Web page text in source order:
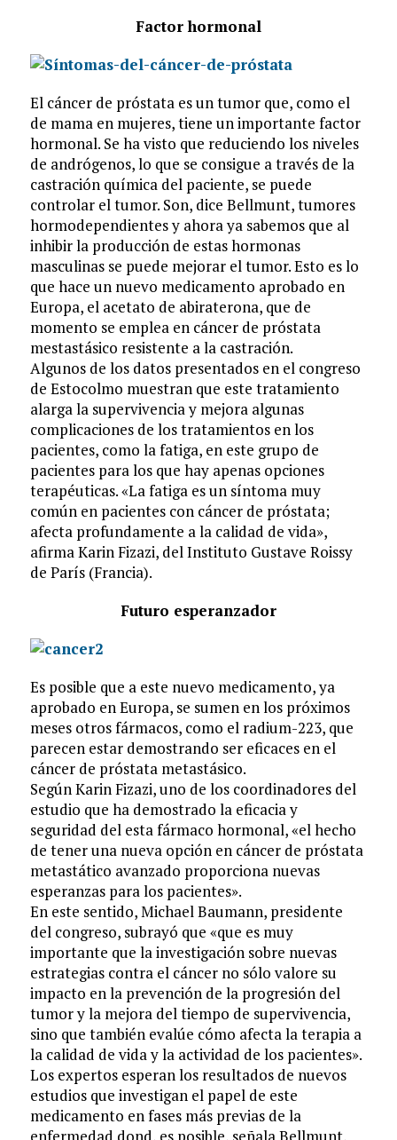
Factor hormonal
El cáncer de próstata es un tumor que, como el
de mama en mujeres, tiene un importante factor
hormonal. Se ha visto que reduciendo los niveles
de andrógenos, lo que se consigue a través de la
castración química del paciente, se puede
controlar el tumor. Son, dice Bellmunt, tumores
hormodependientes y ahora ya sabemos que al
inhibir la producción de estas hormonas
masculinas se puede mejorar el tumor. Esto es lo
que hace un nuevo medicamento aprobado en
Europa, el acetato de abiraterona, que de
momento se emplea en cáncer de próstata
mestastásico resistente a la castración.
Algunos de los datos presentados en el congreso
de Estocolmo muestran que este tratamiento
alarga la supervivencia y mejora algunas
complicaciones de los tratamientos en los
pacientes, como la fatiga, en este grupo de
pacientes para los que hay apenas opciones
terapéuticas. «La fatiga es un síntoma muy
común en pacientes con cáncer de próstata;
afecta profundamente a la calidad de vida»,
afirma Karin Fizazi, del Instituto Gustave Roissy
de París (Francia).
Futuro esperanzador
Es posible que a este nuevo medicamento, ya
aprobado en Europa, se sumen en los próximos
meses otros fármacos, como el radium-223, que
parecen estar demostrando ser eficaces en el
cáncer de próstata metastásico.
Según Karin Fizazi, uno de los coordinadores del
estudio que ha demostrado la eficacia y
seguridad del esta fármaco hormonal, «el hecho
de tener una nueva opción en cáncer de próstata
metastático avanzado proporciona nuevas
esperanzas para los pacientes».
En este sentido, Michael Baumann, presidente
del congreso, subrayó que «que es muy
importante que la investigación sobre nuevas
estrategias contra el cáncer no sólo valore su
impacto en la prevención de la progresión del
tumor y la mejora del tiempo de supervivencia,
sino que también evalúe cómo afecta la terapia a
la calidad de vida y la actividad de los pacientes».
Los expertos esperan los resultados de nuevos
estudios que investigan el papel de este
medicamento en fases más previas de la